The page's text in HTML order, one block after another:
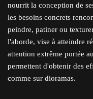
nourrit la conception de
les besoins concrets
peindre, patiner ou
l'aborde, vise à atteindre
attention extrême portée
permettent d'obtenir des
comme sur dioramas.